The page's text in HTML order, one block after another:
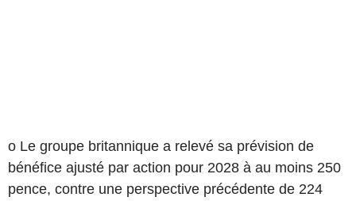
o Le groupe britannique a relevé sa prévision de
bénéfice ajusté par action pour 2028 à au moins 250
pence, contre une perspective précédente de 224